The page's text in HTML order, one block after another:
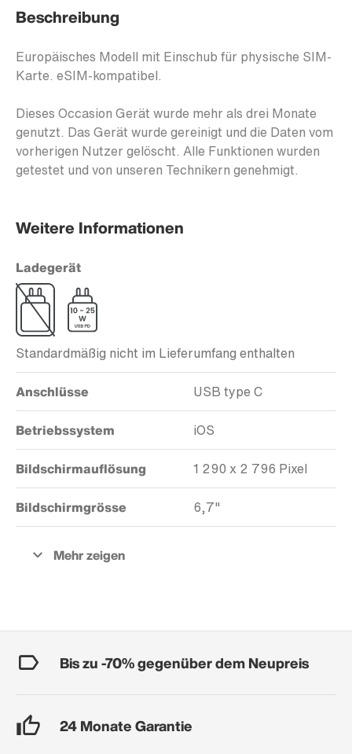
Beschreibung
Europäisches Modell mit Einschub für physische SIM-
Karte. eSIM-kompatibel.
Dieses Occasion Gerät wurde mehr als drei Monate
genutzt. Das Gerät wurde gereinigt und die Daten vom
vorherigen Nutzer gelöscht. Alle Funktionen wurden
getestet und von unseren Technikern genehmigt.
Weitere Informationen
Ladegerät
Standardmäßig nicht im Lieferumfang enthalten
Anschlüsse USB type C
Betriebssystem iOS
Bildschirmauflösung 1 290 x 2 796 Pixel
Bildschirmgrösse 6,7"
Bis zu -70% gegenüber dem Neupreis
24 Monate Garantie